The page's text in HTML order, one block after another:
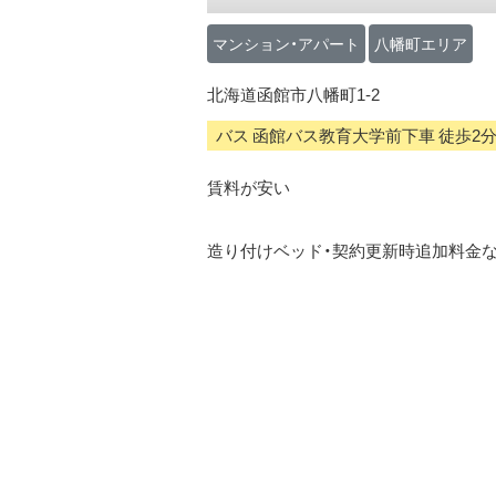
マンション・アパート 八幡町エリア
北海道函館市八幡町1-2
バス 函館バス教育大学前下車 徒歩2分
賃料が安い
造り付けベッド・契約更新時追加料金